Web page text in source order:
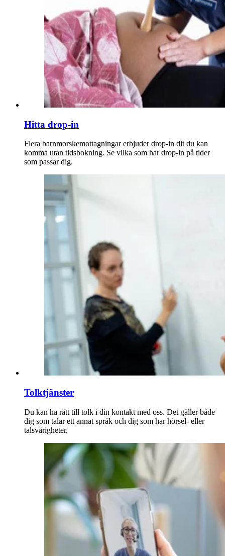
Hitta drop-in
Flera barnmorske­mottagningar erbjuder drop-in dit du kan
komma utan tidsbokning. Se vilka som har drop-in på tider
som passar dig.
Tolktjänster
Du kan ha rätt till tolk i din kontakt med oss. Det gäller både
dig som talar ett annat språk och dig som har hörsel- eller
talsvårigheter.